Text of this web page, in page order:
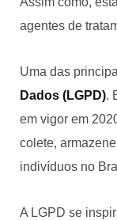
agentes de
Uma das
Dados (LGPD).
em vigor em
colete,
indivíduos no
A LGPD se